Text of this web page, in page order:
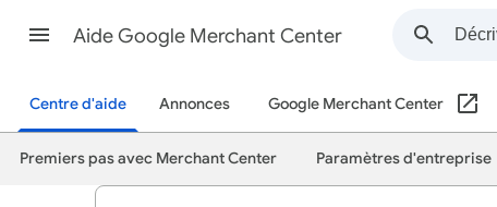
Aide Google Merchant Center
Centre d'aide Annonces Google Merchant Center
Premiers pas avec Merchant Center Paramètres d'entreprise